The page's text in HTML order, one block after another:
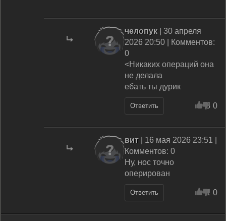
челопук| 30 апреля
2026 20:50 | Комментов:
0
<Никаких операций она
не делала
ебать ты дурик
Ответить 3 0
вит | 16 мая 2026 23:51 |
Комментов: 0
Ну, нос точно
оперирован
Ответить 1 0